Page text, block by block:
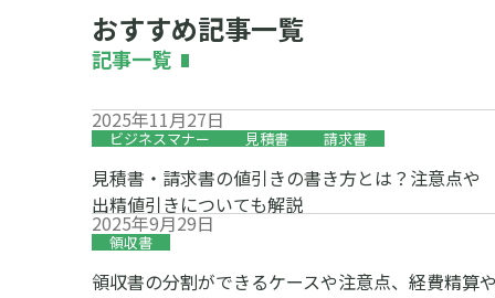
おすすめ記事一覧
記事一覧
2025年11月27日
ビジネスマナー 見積書 請求書
見積書・請求書の値引きの書き方とは？注意点や
出精値引きについても解説
2025年9月29日
領収書
領収書の分割ができるケースや注意点、経費精算